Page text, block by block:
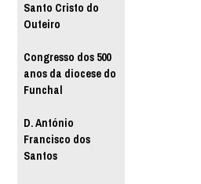
Santo Cristo do
Outeiro
Congresso dos 500
anos da diocese do
Funchal
D. António
Francisco dos
Santos